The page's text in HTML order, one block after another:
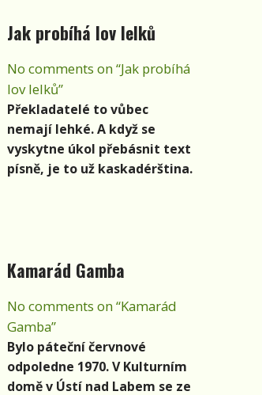
událostí, kdy jsem s muzikou
trampské songy usilovně
pracoval.
Jak probíhá lov lelků
No comments on “Jak probíhá
lov lelků”
Překladatelé to vůbec
nemají lehké. A když se
vyskytne úkol přebásnit text
písně, je to už kaskadérština.
Kamarád Gamba
No comments on “Kamarád
Gamba”
Bylo páteční červnové
odpoledne 1970. V Kulturním
domě v Ústí nad Labem se ze